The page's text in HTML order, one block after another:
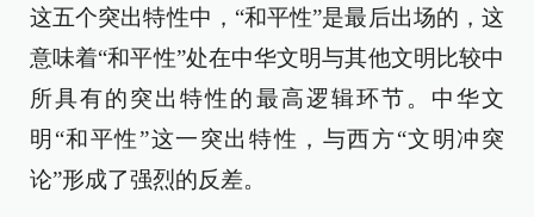
这五个突出特性中，“和平性”是最后出场的，这
意味着“和平性”处在中华文明与其他文明比较中
所具有的突出特性的最高逻辑环节。中华文
明“和平性”这一突出特性，与西方“文明冲突
论”形成了强烈的反差。